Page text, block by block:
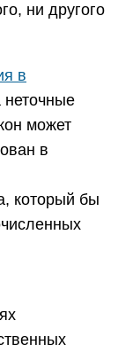
ни другого
в
неточные
может
в
который бы